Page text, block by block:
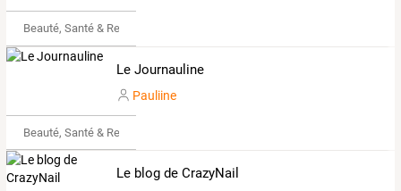
Beauté, Santé & Remise en forme
Le Journauline
Pauliine
Beauté, Santé & Remise en forme
Le blog de CrazyNail